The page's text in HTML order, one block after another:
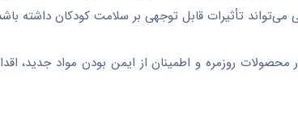
تأثیرات قابل توجهی بر سلامت کودکان داشته
روزمره و اطمینان از ایمن بودن مواد جدید،